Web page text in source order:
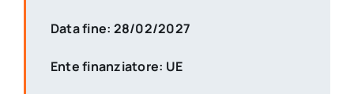
Data fine: 28/02/2027
Ente finanziatore: UE